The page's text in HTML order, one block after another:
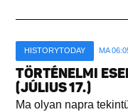
HISTORYTODAY MA
TÖRTÉNELMI
(JÚLIUS 17.)
Ma olyan napra